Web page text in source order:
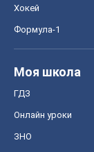
Хокей
Формула-1
Моя школа
ГДЗ
Онлайн уроки
ЗНО